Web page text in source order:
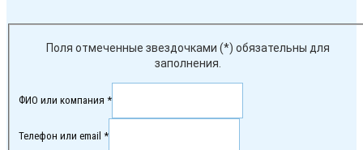
Поля отмеченные звездочками (*) обязательны для
заполнения.
ФИО или компания *
Телефон или email *